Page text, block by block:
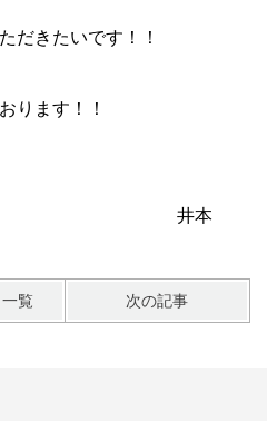
だきたいです！！
ります！！
一覧 次の記事